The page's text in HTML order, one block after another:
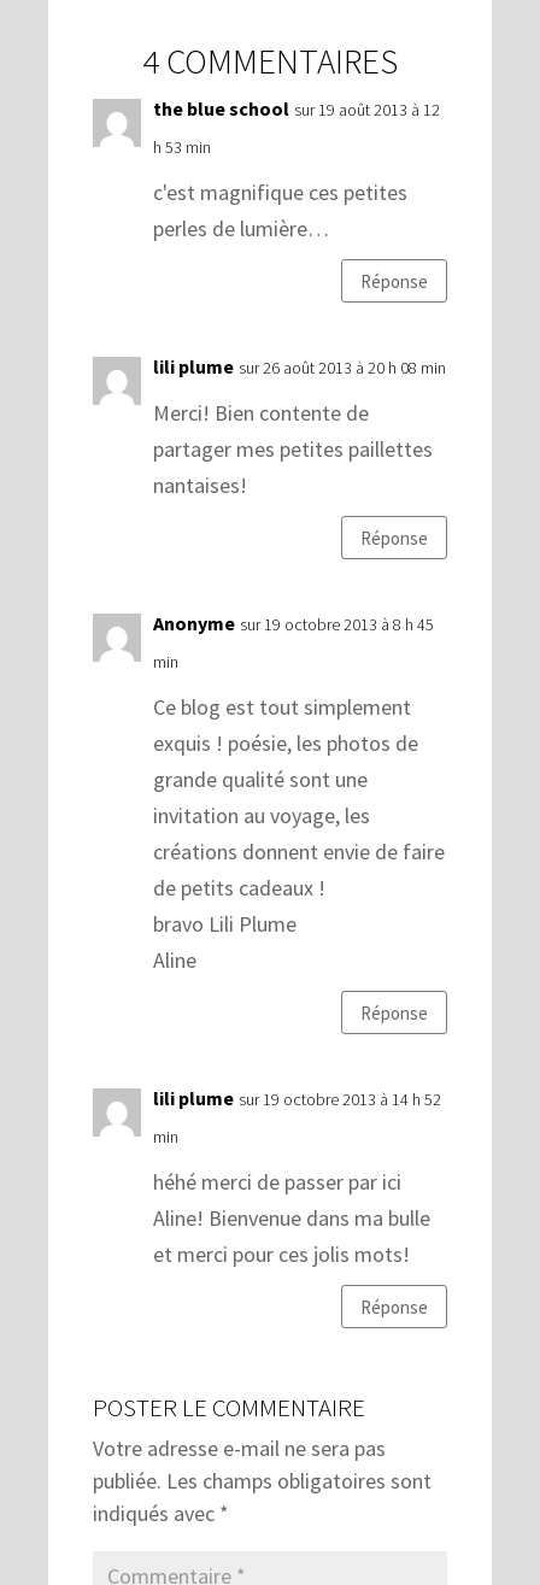
4 COMMENTAIRES
the blue school sur 19 août 2013 à 12
h 53 min
c'est magnifique ces petites
perles de lumière…
Réponse
lili plume sur 26 août 2013 à 20 h 08 min
Merci! Bien contente de
partager mes petites paillettes
nantaises!
Réponse
Anonyme sur 19 octobre 2013 à 8 h 45
min
Ce blog est tout simplement
exquis ! poésie, les photos de
grande qualité sont une
invitation au voyage, les
créations donnent envie de faire
de petits cadeaux !
bravo Lili Plume
Aline
Réponse
lili plume sur 19 octobre 2013 à 14 h 52
min
héhé merci de passer par ici
Aline! Bienvenue dans ma bulle
et merci pour ces jolis mots!
Réponse
POSTER LE COMMENTAIRE
Votre adresse e-mail ne sera pas
publiée. Les champs obligatoires sont
indiqués avec *